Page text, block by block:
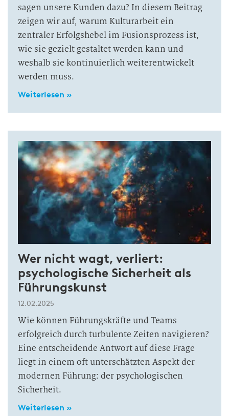
sagen unsere Kunden dazu? In diesem Beitrag
zeigen wir auf, warum Kulturarbeit ein
zentraler Erfolgshebel im Fusionsprozess ist,
wie sie gezielt gestaltet werden kann und
weshalb sie kontinuierlich weiterentwickelt
werden muss.
Weiterlesen »
Wer nicht wagt, verliert:
psychologische Sicherheit als
Führungskunst
12.02.2025
Wie können Führungskräfte und Teams
erfolgreich durch turbulente Zeiten navigieren?
Eine entscheidende Antwort auf diese Frage
liegt in einem oft unterschätzten Aspekt der
modernen Führung: der psychologischen
Sicherheit.
Weiterlesen »